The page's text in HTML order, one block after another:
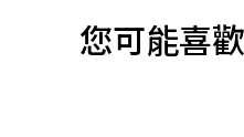
您可能喜歡